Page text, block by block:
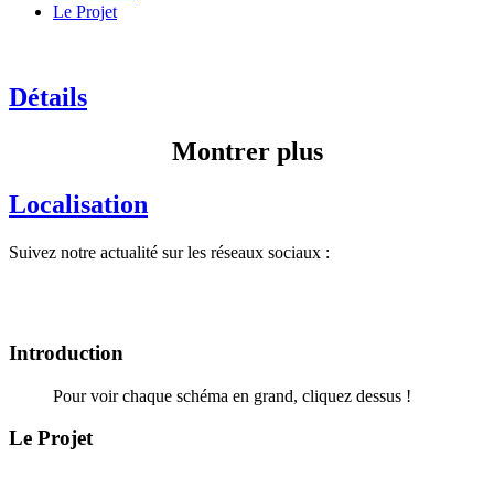
Le Projet
Détails
Montrer plus
Localisation
Suivez notre actualité sur les réseaux sociaux :
Introduction
Pour voir chaque schéma en grand, cliquez dessus !
Le Projet